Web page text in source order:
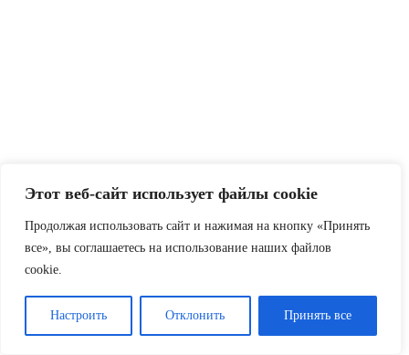
Этот веб-сайт использует файлы cookie
Продолжая использовать сайт и нажимая на кнопку «Принять
все», вы соглашаетесь на использование наших файлов
cookie.
Настроить Отклонить Принять все